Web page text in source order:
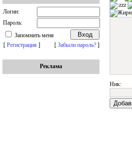
Логин:
Пароль:
Запомнить меня
[ Регистрация ] [ Забыли пароль? ]
Реклама
Ник: